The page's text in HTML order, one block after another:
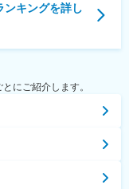
ンキングを詳し
にご紹介します。